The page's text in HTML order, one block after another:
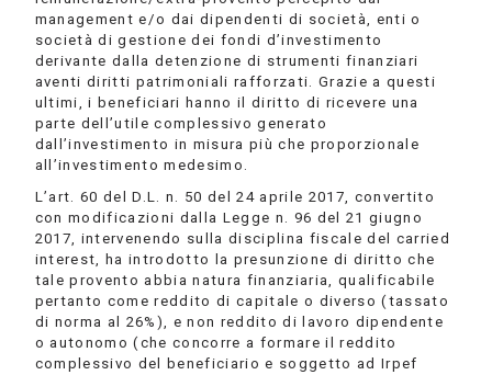
management e/o dai dipendenti di società, enti o
società di gestione dei fondi d’investimento
derivante dalla detenzione di strumenti finanziari
aventi diritti patrimoniali rafforzati. Grazie a questi
ultimi, i beneficiari hanno il diritto di ricevere una
parte dell’utile complessivo generato
dall’investimento in misura più che proporzionale
all’investimento medesimo.
L’art. 60 del D.L. n. 50 del 24 aprile 2017, convertito
con modificazioni dalla Legge n. 96 del 21 giugno
2017, intervenendo sulla disciplina fiscale del carried
interest, ha introdotto la presunzione di diritto che
tale provento abbia natura finanziaria, qualificabile
pertanto come reddito di capitale o diverso (tassato
di norma al 26%), e non reddito di lavoro dipendente
o autonomo (che concorre a formare il reddito
complessivo del beneficiario e soggetto ad Irpef